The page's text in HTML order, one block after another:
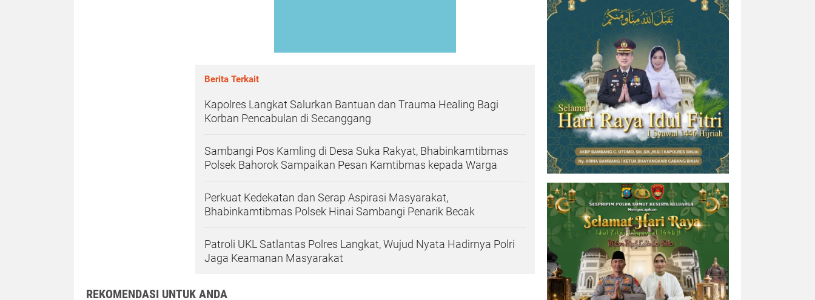
Berita Terkait
Kapolres Langkat Salurkan Bantuan dan Trauma Healing Bagi
Korban Pencabulan di Secanggang
Sambangi Pos Kamling di Desa Suka Rakyat, Bhabinkamtibmas
Polsek Bahorok Sampaikan Pesan Kamtibmas kepada Warga
Perkuat Kedekatan dan Serap Aspirasi Masyarakat,
Bhabinkamtibmas Polsek Hinai Sambangi Penarik Becak
Patroli UKL Satlantas Polres Langkat, Wujud Nyata Hadirnya Polri
Jaga Keamanan Masyarakat
REKOMENDASI UNTUK ANDA